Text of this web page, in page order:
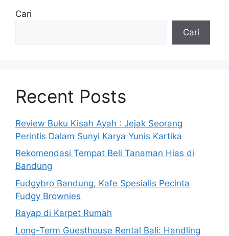
Cari
Cari
Recent Posts
Review Buku Kisah Ayah : Jejak Seorang
Perintis Dalam Sunyi Karya Yunis Kartika
Rekomendasi Tempat Beli Tanaman Hias di
Bandung
Fudgybro Bandung, Kafe Spesialis Pecinta
Fudgy Brownies
Rayap di Karpet Rumah
Long-Term Guesthouse Rental Bali: Handling